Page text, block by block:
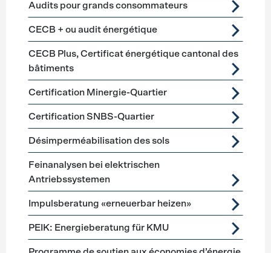
Audits pour grands consommateurs
CECB + ou audit énergétique
CECB Plus, Certificat énergétique cantonal des
bâtiments
Certification Minergie-Quartier
Certification SNBS-Quartier
Désimperméabilisation des sols
Feinanalysen bei elektrischen
Antriebssystemen
Impulsberatung «erneuerbar heizen»
PEIK: Energieberatung für KMU